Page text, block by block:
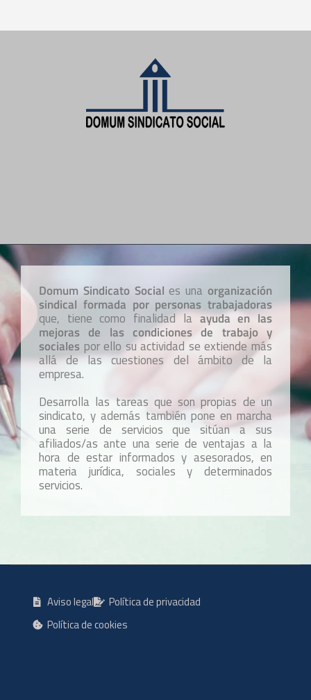
Domum Sindicato Social es unaorganización
sindical formada por personas trabajadoras
que, tiene como finalidad la ayuda en las
mejoras de las condiciones de trabajo y
sociales por ello su actividad se extiende más
allá de las cuestiones del ámbito de la
empresa.
Desarrolla las tareas que son propias de un
sindicato, y además también pone en marcha
una serie de servicios que sitúan a sus
afiliados/as ante una serie de ventajas a la
hora de estar informados y asesorados, en
materia jurídica, sociales y determinados
servicios.
Aviso legal
Política de privacidad
Política de cookies